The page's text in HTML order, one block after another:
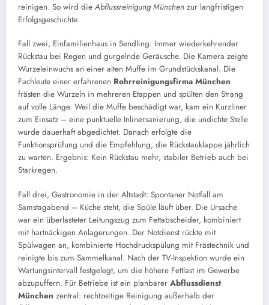
reinigen. So wird die Abflussreinigung München zur langfristigen
Erfolgsgeschichte.
Fall zwei, Einfamilienhaus in Sendling: Immer wiederkehrender
Rückstau bei Regen und gurgelnde Geräusche. Die Kamera zeigte
Wurzeleinwuchs an einer alten Muffe im Grundstückskanal. Die
Fachleute einer erfahrenen Rohrreinigungsfirma München
frästen die Wurzeln in mehreren Etappen und spülten den Strang
auf volle Länge. Weil die Muffe beschädigt war, kam ein Kurzliner
zum Einsatz – eine punktuelle Inlinersanierung, die undichte Stelle
wurde dauerhaft abgedichtet. Danach erfolgte die
Funktionsprüfung und die Empfehlung, die Rückstauklappe jährlich
zu warten. Ergebnis: Kein Rückstau mehr, stabiler Betrieb auch bei
Starkregen.
Fall drei, Gastronomie in der Altstadt: Spontaner Notfall am
Samstagabend – Küche steht, die Spüle läuft über. Die Ursache
war ein überlasteter Leitungszug zum Fettabscheider, kombiniert
mit hartnäckigen Anlagerungen. Der Notdienst rückte mit
Spülwagen an, kombinierte Hochdruckspülung mit Frästechnik und
reinigte bis zum Sammelkanal. Nach der TV-Inspektion wurde ein
Wartungsintervall festgelegt, um die höhere Fettlast im Gewerbe
abzupuffern. Für Betriebe ist ein planbarer Abflussdienst
München zentral: rechtzeitige Reinigung außerhalb der